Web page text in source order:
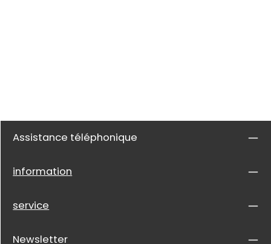
Assistance téléphonique
information
service
Newsletter